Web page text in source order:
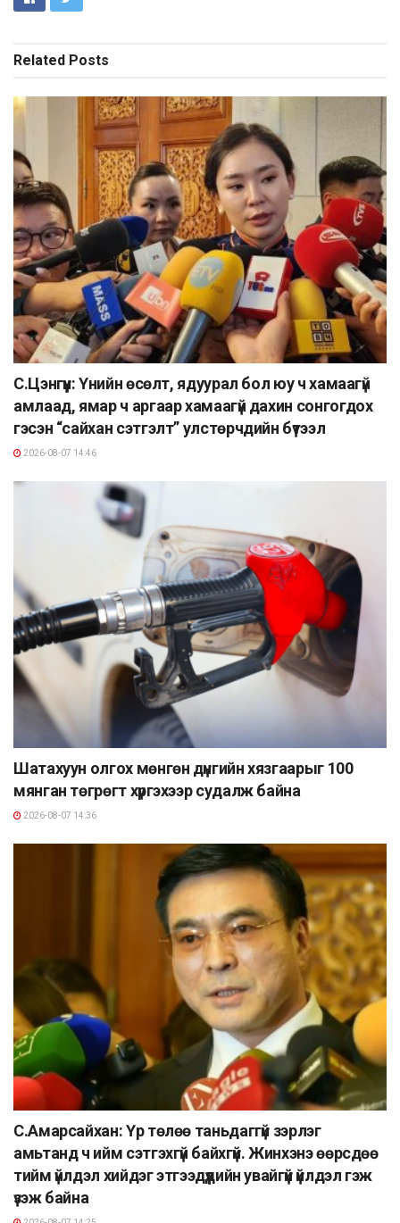
Related Posts
С.Цэнгүүн: Үнийн өсөлт, ядуурал бол юу ч хамаагүй
амлаад, ямар ч аргаар хамаагүй дахин сонгогдох
гэсэн “сайхан сэтгэлт” улстөрчдийн бүтээл
2026-08-07 14:46
Шатахуун олгох мөнгөн дүнгийн хязгаарыг 100
мянган төгрөгт хүргэхээр судалж байна
2026-08-07 14:36
С.Амарсайхан: Үр төлөө таньдаггүй зэрлэг
амьтанд ч ийм сэтгэхгүй байхгүй. Жинхэнэ өөрсдөө
тийм үйлдэл хийдэг этгээдүүдийн увайгүй үйлдэл гэж
үзэж байна